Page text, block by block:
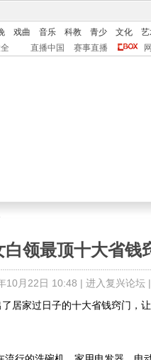
戏曲 音乐 科教 青少 文化
直播中国 赛事直播
白领最顶十大省钱
10月22日 10:48 | 进入复兴论坛|
家过日子的十大省钱窍门，